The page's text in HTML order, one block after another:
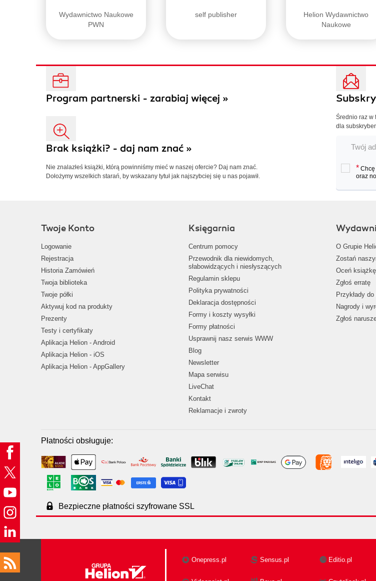
Wydawnictwo Naukowe
PWN
self publisher
Helion Wydawnictwo
Naukowe
Program partnerski - zarabiaj więcej »
Brak książki? - daj nam znać »
Nie znalazłeś książki, którą powinniśmy mieć w naszej ofercie? Daj nam znać.
Dołożymy wszelkich starań, by wskazany tytuł jak najszybciej się u nas pojawił.
Średnio raz w
dla
*
oraz
Twoje Konto
Logowanie
Rejestracja
Historia Zamówień
Twoja biblioteka
Twoje półki
Aktywuj kod na produkty
Prezenty
Testy i certyfikaty
Aplikacja Helion - Android
Aplikacja Helion - iOS
Aplikacja Helion - AppGallery
Księgarnia
Centrum pomocy
Przewodnik dla niewidomych,
słabowidzących i niesłyszących
Regulamin sklepu
Polityka prywatności
Deklaracja dostępności
Formy i koszty wysyłki
Formy płatności
Usprawnij nasz serwis WWW
Blog
Newsletter
Mapa serwisu
LiveChat
Kontakt
Reklamacje i zwroty
O Grupie
Zostań
Oceń książkę
Zgłoś erratę
Przykłady
Nagrody i
Zgłoś
Płatności obsługuje:
Bezpieczne płatności szyfrowane SSL
Onepress.pl Sensus.pl Editio.pl